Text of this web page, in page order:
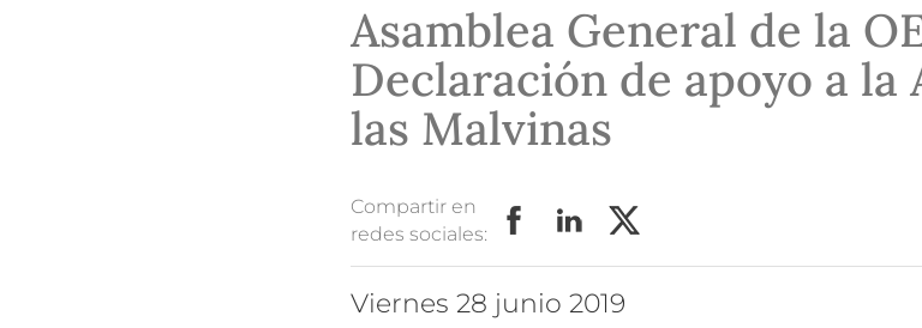
Asamblea General de la
Declaración de apoyo a
las Malvinas
Compartir en
redes sociales:
viernes 28 junio 2019